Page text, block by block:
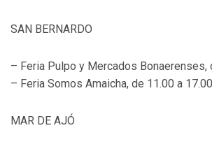
SAN BERNARDO
– Feria Pulpo y Mercados Bonaerenses,
– Feria Somos Amaicha, de 11.00 a
MAR DE AJÓ